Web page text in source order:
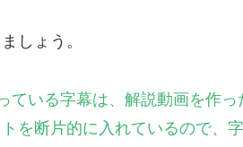
しょう。
ている字幕は、解説動画を作
を断片的に入れているので、